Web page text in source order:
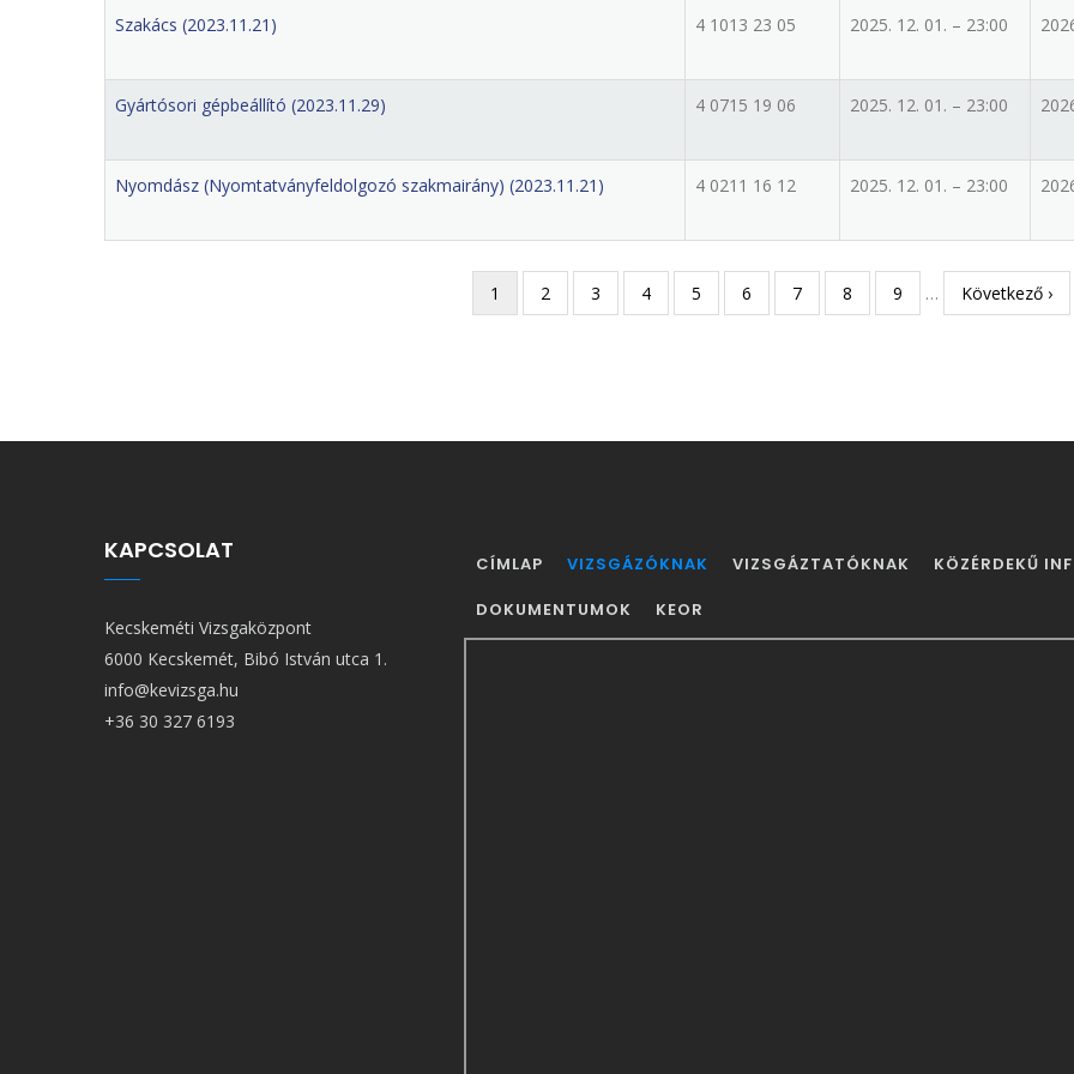
Szakács (2023.11.21) 4 1013 23 05 2025. 12. 01. – 23:00
Gyártósori gépbeállító (2023.11.29) 4 0715 19 06 2025. 12. 01. – 23:00
Nyomdász (Nyomtatványfeldolgozó szakmairány) (2023.11.21) 4 0211 16 12 2025. 12. 01. – 23:00
Jelenlegi
oldal
1 Page
2 Page
3 Page
4 Page
5 Page
6 Page
7 Page
8 Page
9 …
Következő
oldal
Következő ›
KAPCSOLAT
Kecskeméti Vizsgaközpont
6000 Kecskemét, Bibó István utca 1.
info@kevizsga.hu
+36 30 327 6193
FŐ
NAVIGÁCIÓ
CÍMLAP VIZSGÁZÓKNAK VIZSGÁZTATÓKNAK KÖZÉRDEKŰ
DOKUMENTUMOK
KEOR